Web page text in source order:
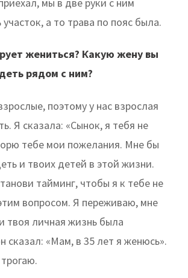
а то трава по пояс была.
жениться? Какую жену вы
рядом с ним?
поэтому у нас взрослая
Я сказала: «Сынок, я тебя не
тебе мои пожелания. Мне бы
и твоих детей в этой жизни.
тайминг, чтобы я к тебе не
вопросом. Я переживаю, мне
твоя личная жизнь была
сказал: «Мам, в 35 лет я женюсь».